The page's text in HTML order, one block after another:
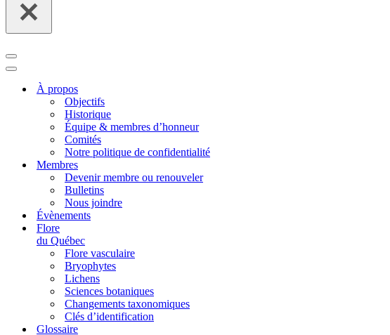
Menu
de
navigation
Menu
navigationÀ propos
Objectifs
Historique
Équipe & membres d’honneur
Comités
Notre politique de confidentialité
Membres
Devenir membre ou renouveler
Bulletins
Nous joindre
Évènements
Flore
du Québec
Flore vasculaire
Bryophytes
Lichens
Sciences botaniques
Changements taxonomiques
Clés d’identification
Glossaire